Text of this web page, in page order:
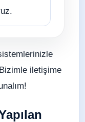
iletişime